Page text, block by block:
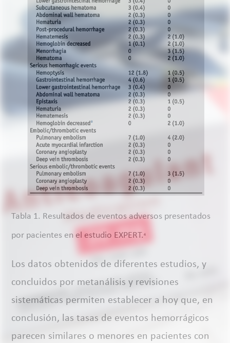
Tabla 1. Resultados de eventos adversos presentados
por pacientes en el estudio EXPERT.4
Los datos obtenidos de diferentes estudios, y
concluidos por metanálisis y revisiones
sistemáticas permiten establecer a hoy que, en
conclusión, las tasas de eventos hemorrágicos
parecen similares o menores en pacientes con